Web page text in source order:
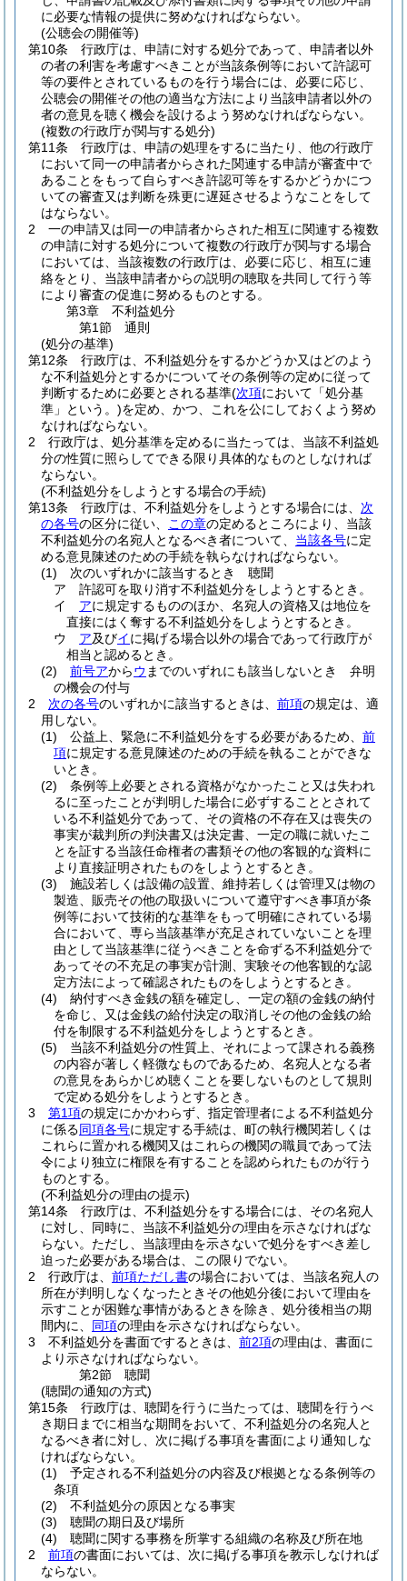
に必要な情報の提供に努めなければならない。
(公聴会の開催等)
第10条
行政庁は、申請に対する処分であって、申請者以外
の者の利害を考慮すべきことが当該条例等において許認可
等の要件とされているものを行う場合には、必要に応じ、
公聴会の開催その他の適当な方法により当該申請者以外の
者の意見を聴く機会を設けるよう努めなければならない。
(複数の行政庁が関与する処分)
第11条
行政庁は、申請の処理をするに当たり、他の行政庁
において同一の申請者からされた関連する申請が審査中で
あることをもって自らすべき許認可等をするかどうかにつ
いての審査又は判断を殊更に遅延させるようなことをして
はならない。
2
一の申請又は同一の申請者からされた相互に関連する複数
の申請に対する処分について複数の行政庁が関与する場合
においては、当該複数の行政庁は、必要に応じ、相互に連
絡をとり、当該申請者からの説明の聴取を共同して行う等
により審査の促進に努めるものとする。
第3章
不利益処分
第1節
通則
(処分の基準)
第12条
行政庁は、不利益処分をするかどうか又はどのよう
な不利益処分とするかについてその条例等の定めに従って
判断するために必要とされる基準(次項において「処分基
準」という。)を定め、かつ、これを公にしておくよう努め
なければならない。
2
行政庁は、処分基準を定めるに当たっては、当該不利益処
分の性質に照らしてできる限り具体的なものとしなければ
ならない。
(不利益処分をしようとする場合の手続)
第13条
行政庁は、不利益処分をしようとする場合には、 次
の各号の区分に従い、 この章の定めるところにより、当該
不利益処分の名宛人となるべき者について、 当該各号に定
める意見陳述のための手続を執らなければならない。
(1)
次のいずれかに該当するとき 聴聞
ア
許認可を取り消す不利益処分をしようとするとき。
イ
アに規定するもののほか、名宛人の資格又は地位を
直接にはく奪する不利益処分をしようとするとき。
ウ
ア及びイに掲げる場合以外の場合であって行政庁が
相当と認めるとき。
(2)
前号アからウ までのいずれにも該当しないとき 弁明
の機会の付与
2
次の各号のいずれかに該当するときは、 前項の規定は、適
用しない。
(1)
公益上、緊急に不利益処分をする必要があるため、 前
項に規定する意見陳述のための手続を執ることができな
いとき。
(2)
条例等上必要とされる資格がなかったこと又は失われ
るに至ったことが判明した場合に必ずすることとされて
いる不利益処分であって、その資格の不存在又は喪失の
事実が裁判所の判決書又は決定書、一定の職に就いたこ
とを証する当該任命権者の書類その他の客観的な資料に
より直接証明されたものをしようとするとき。
(3)
施設若しくは設備の設置、維持若しくは管理又は物の
製造、販売その他の取扱いについて遵守すべき事項が条
例等において技術的な基準をもって明確にされている場
合において、専ら当該基準が充足されていないことを理
由として当該基準に従うべきことを命ずる不利益処分で
あってその不充足の事実が計測、実験その他客観的な認
定方法によって確認されたものをしようとするとき。
(4)
納付すべき金銭の額を確定し、一定の額の金銭の納付
を命じ、又は金銭の給付決定の取消しその他の金銭の給
付を制限する不利益処分をしようとするとき。
(5)
当該不利益処分の性質上、それによって課される義務
の内容が著しく軽微なものであるため、名宛人となる者
の意見をあらかじめ聴くことを要しないものとして規則
で定める処分をしようとするとき。
3
第1項の規定にかかわらず、指定管理者による不利益処分
に係る同項各号に規定する手続は、町の執行機関若しくは
これらに置かれる機関又はこれらの機関の職員であって法
令により独立に権限を有することを認められたものが行う
ものとする。
(不利益処分の理由の提示)
第14条
行政庁は、不利益処分をする場合には、その名宛人
に対し、同時に、当該不利益処分の理由を示さなければな
らない。 ただし、当該理由を示さないで処分をすべき差し
迫った必要がある場合は、この限りでない。
2
行政庁は、 前項ただし書の場合においては、当該名宛人の
所在が判明しなくなったときその他処分後において理由を
示すことが困難な事情があるときを除き、処分後相当の期
間内に、 同項の理由を示さなければならない。
3
不利益処分を書面でするときは、 前2項の理由は、書面に
より示さなければならない。
第2節
聴聞
(聴聞の通知の方式)
第15条
行政庁は、聴聞を行うに当たっては、聴聞を行うべ
き期日までに相当な期間をおいて、不利益処分の名宛人と
なるべき者に対し、次に掲げる事項を書面により通知しな
ければならない。
(1)
予定される不利益処分の内容及び根拠となる条例等の
条項
(2)
不利益処分の原因となる事実
(3)
聴聞の期日及び場所
(4)
聴聞に関する事務を所掌する組織の名称及び所在地
2
前項の書面においては、次に掲げる事項を教示しなければ
ならない。